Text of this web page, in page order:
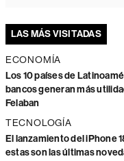
LAS MÁS VISITADAS
ECONOMÍA
Los 10 países de
bancos generan más
Felaban
TECNOLOGÍA
El lanzamiento del iPhone
estas son las últimas